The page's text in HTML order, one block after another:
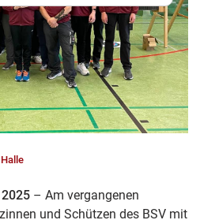
Halle
– Am vergangenen
und Schützen des BSV mit